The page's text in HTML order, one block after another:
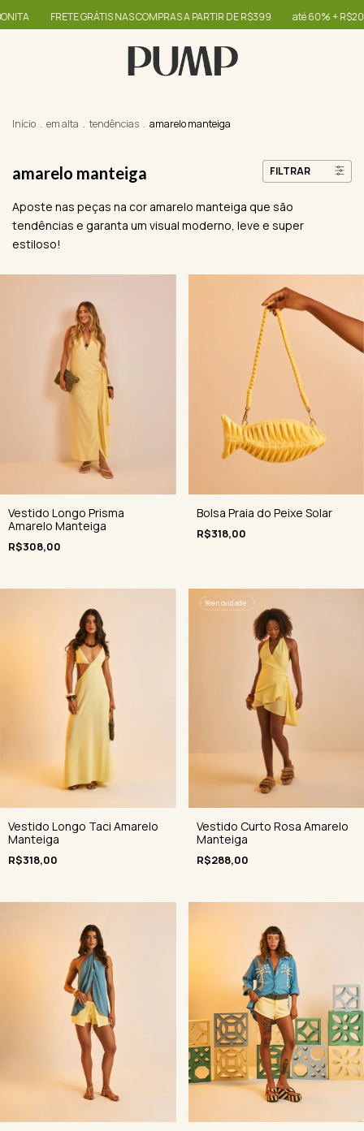
GRÁTIS NAS COMPRAS A PARTIR DE R$399 até 60% + R$20,00 OFF - use
Início . em alta . tendências . amarelo manteiga
amarelo manteiga FILTRAR
Aposte nas peças na cor amarelo manteiga que são
tendências e garanta um visual moderno, leve e super
estiloso!
Vestido Longo Prisma
Amarelo Manteiga
R$308,00
Bolsa Praia do Peixe Solar
R$318,00
Vestido Longo Taci Amarelo
Manteiga
R$318,00
🌺é novidade
Vestido Curto Rosa Amarelo
Manteiga
R$288,00